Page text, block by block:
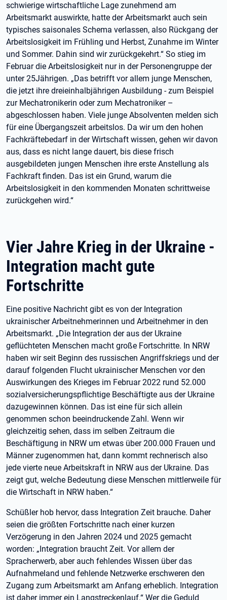
schwierige wirtschaftliche Lage zunehmend am
Arbeitsmarkt auswirkte, hatte der Arbeitsmarkt auch sein
typisches saisonales Schema verlassen, also Rückgang der
Arbeitslosigkeit im Frühling und Herbst, Zunahme im Winter
und Sommer. Dahin sind wir zurückgekehrt.“ So stieg im
Februar die Arbeitslosigkeit nur in der Personengruppe der
unter 25Jährigen. „Das betrifft vor allem junge Menschen,
die jetzt ihre dreieinhalbjährigen Ausbildung - zum Beispiel
zur Mechatronikerin oder zum Mechatroniker –
abgeschlossen haben. Viele junge Absolventen melden sich
für eine Übergangszeit arbeitslos. Da wir um den hohen
Fachkräftebedarf in der Wirtschaft wissen, gehen wir davon
aus, dass es nicht lange dauert, bis diese frisch
ausgebildeten jungen Menschen ihre erste Anstellung als
Fachkraft finden. Das ist ein Grund, warum die
Arbeitslosigkeit in den kommenden Monaten schrittweise
zurückgehen wird.“
Vier Jahre Krieg in der Ukraine -
Integration macht gute
Fortschritte
Eine positive Nachricht gibt es von der Integration
ukrainischer Arbeitnehmerinnen und Arbeitnehmer in den
Arbeitsmarkt. „Die Integration der aus der Ukraine
geflüchteten Menschen macht große Fortschritte. In NRW
haben wir seit Beginn des russischen Angriffskriegs und der
darauf folgenden Flucht ukrainischer Menschen vor den
Auswirkungen des Krieges im Februar 2022 rund 52.000
sozialversicherungspflichtige Beschäftigte aus der Ukraine
dazugewinnen können. Das ist eine für sich allein
genommen schon beeindruckende Zahl. Wenn wir
gleichzeitig sehen, dass im selben Zeitraum die
Beschäftigung in NRW um etwas über 200.000 Frauen und
Männer zugenommen hat, dann kommt rechnerisch also
jede vierte neue Arbeitskraft in NRW aus der Ukraine. Das
zeigt gut, welche Bedeutung diese Menschen mittlerweile für
die Wirtschaft in NRW haben.“
Schüßler hob hervor, dass Integration Zeit brauche. Daher
seien die größten Fortschritte nach einer kurzen
Verzögerung in den Jahren 2024 und 2025 gemacht
worden: „Integration braucht Zeit. Vor allem der
Spracherwerb, aber auch fehlendes Wissen über das
Aufnahmeland und fehlende Netzwerke erschweren den
Zugang zum Arbeitsmarkt am Anfang erheblich. Integration
ist daher immer ein Langstreckenlauf.“ Wer die Geduld